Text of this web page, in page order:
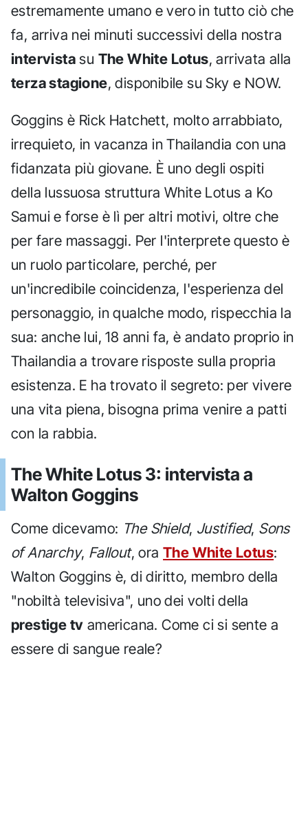
estremamente umano e vero in tutto ciò che
fa, arriva nei minuti successivi della nostra
intervista su The White Lotus, arrivata alla
terza stagione, disponibile su Sky e NOW.
Goggins è Rick Hatchett, molto arrabbiato,
irrequieto, in vacanza in Thailandia con una
fidanzata più giovane. È uno degli ospiti
della lussuosa struttura White Lotus a Ko
Samui e forse è lì per altri motivi, oltre che
per fare massaggi. Per l'interprete questo è
un ruolo particolare, perché, per
un'incredibile coincidenza, l'esperienza del
personaggio, in qualche modo, rispecchia la
sua: anche lui, 18 anni fa, è andato proprio in
Thailandia a trovare risposte sulla propria
esistenza. E ha trovato il segreto: per vivere
una vita piena, bisogna prima venire a patti
con la rabbia.
The White Lotus 3: intervista a
Walton Goggins
Come dicevamo: The Shield, Justified, Sons
of Anarchy, Fallout, oraThe White Lotus:
Walton Goggins è, di diritto, membro della
"nobiltà televisiva", uno dei volti della
prestige tv americana. Come ci si sente a
essere di sangue reale?